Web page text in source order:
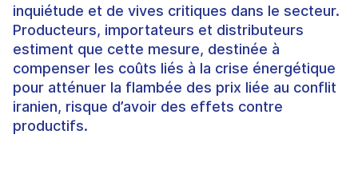
inquiétude et de vives critiques dans le secteur.
Producteurs, importateurs et distributeurs
estiment que cette mesure, destinée à
compenser les coûts liés à la crise énergétique
pour atténuer la flambée des prix liée au conflit
iranien, risque d’avoir des effets contre
productifs.